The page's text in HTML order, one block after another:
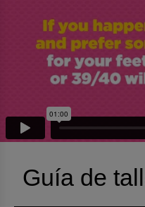
Guía de